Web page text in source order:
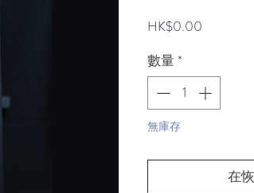
HK$0.00
數量*
無庫存
在